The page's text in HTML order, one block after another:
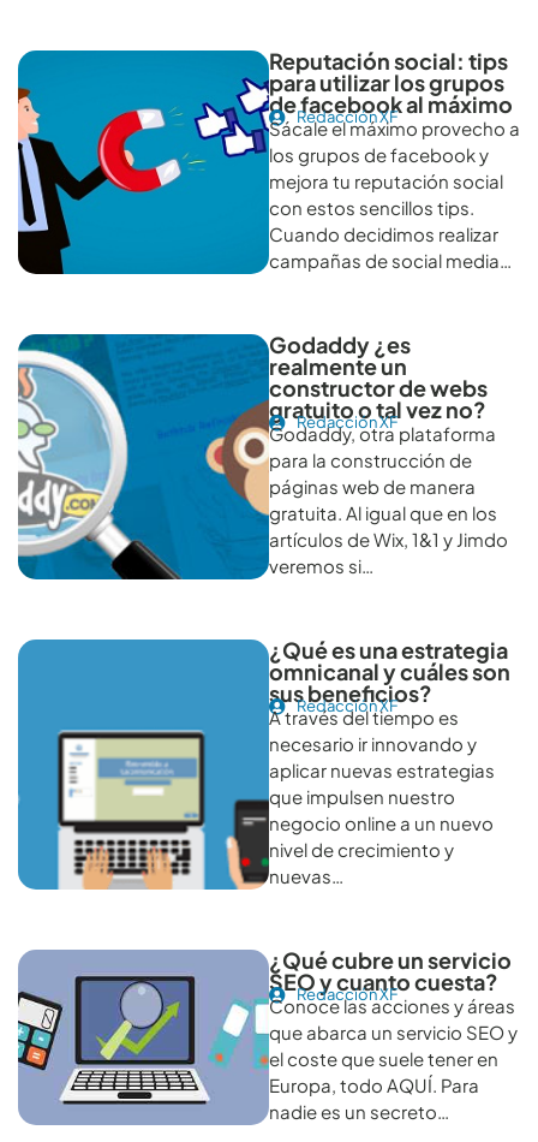
Reputación social: tips
para utilizar los grupos
de facebook al máximo
Redacción XF
Sácale el máximo provecho a
los grupos de facebook y
mejora tu reputación social
con estos sencillos tips.
Cuando decidimos realizar
campañas de social media…
Godaddy ¿es
realmente un
constructor de webs
gratuito o tal vez no?
Redacción XF
Godaddy, otra plataforma
para la construcción de
páginas web de manera
gratuita. Al igual que en los
artículos de Wix, 1&1 y Jimdo
veremos si…
¿Qué es una estrategia
omnicanal y cuáles son
sus beneficios?
Redacción XF
A través del tiempo es
necesario ir innovando y
aplicar nuevas estrategias
que impulsen nuestro
negocio online a un nuevo
nivel de crecimiento y
nuevas…
¿Qué cubre un servicio
SEO y cuanto cuesta?
Redacción XF
Conoce las acciones y áreas
que abarca un servicio SEO y
el coste que suele tener en
Europa, todo AQUÍ. Para
nadie es un secreto…